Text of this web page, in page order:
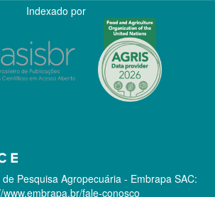
Indexado por
Pesquisa Agropecuária - Embrapa SAC:
www.embrapa.br/fale-conosco